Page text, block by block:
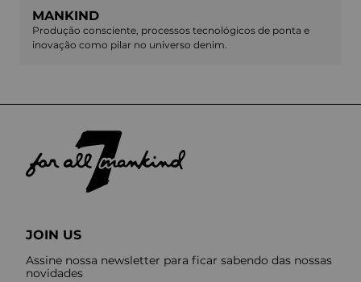
MANKIND
Produção consciente, processos tecnológicos de ponta e
inovação como pilar no universo denim.
JOIN US
Assine nossa newsletter para ficar sabendo das nossas
novidades